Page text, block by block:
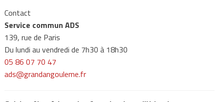
Contact
Service commun ADS
139, rue de Paris
Du lundi au vendredi de 7h30 à 18h30
05 86 07 70 47
ads@grandangouleme.fr